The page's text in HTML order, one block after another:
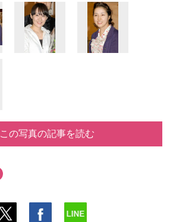
この写真の記事を読む